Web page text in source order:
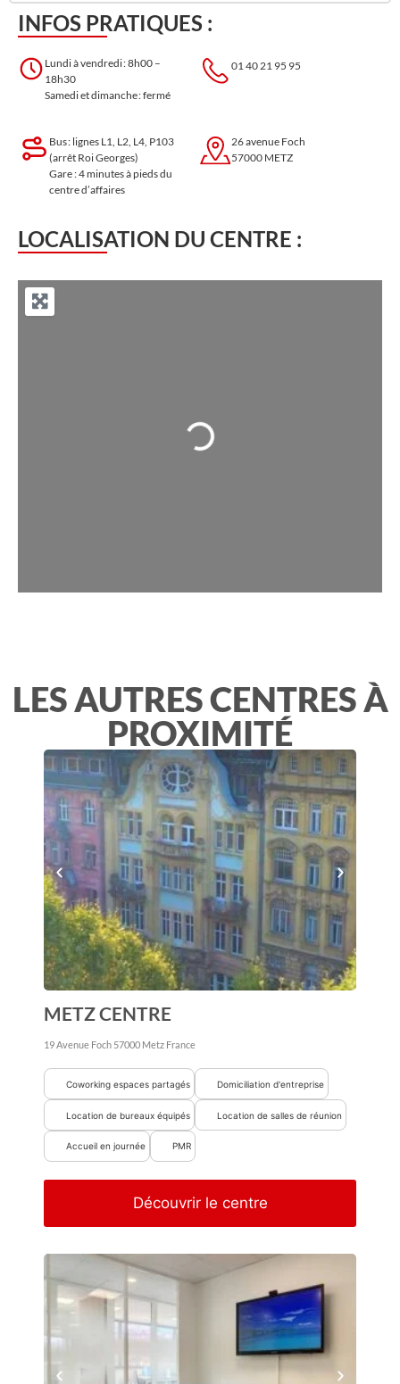
INFOS PRATIQUES :
Lundi à vendredi : 8h00 –
18h30
Samedi et dimanche : fermé
01 40 21 95 95
Bus : lignes L1, L2, L4, P103
(arrêt Roi Georges)
Gare : 4 minutes à pieds du
centre d’affaires
26 avenue Foch
57000 METZ
LOCALISATION DU CENTRE :
Chargement...
LES AUTRES CENTRES À
PROXIMITÉ
METZ CENTRE
19 Avenue Foch 57000 Metz France
Coworking espaces partagés Domiciliation d'entreprise
Location de bureaux équipés Location de salles de réunion
Accueil en journée PMR
Découvrir le centre